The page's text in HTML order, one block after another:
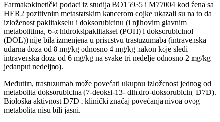
Farmakokinetički podaci iz studija BO15935 i M77004 kod žena sa
HER2 pozitivnim metastatskim kancerom dojke ukazali su na to da
izloženost paklitakselu i doksorubicinu (i njihovim glavnim
metabolitima, 6-α hidroksipaklitaksel (POH) i doksorubicinol
(DOL)) nije bila izmenjena u prisustvu trastuzumaba (intravenska
udarna doza od 8 mg/kg odnosno 4 mg/kg nakon koje sledi
intravenska doza od 6 mg/kg na svake tri nedelje odnosno 2 mg/kg
jedanput nedeljno).
Međutim, trastuzumab može povećati ukupnu izloženost jednog od
metabolita doksorubicina (7-deoksi-13- dihidro-doksorubicin, D7D).
Biološka aktivnost D7D i klinički značaj povećanja nivoa ovog
metabolita nisu bili jasni.